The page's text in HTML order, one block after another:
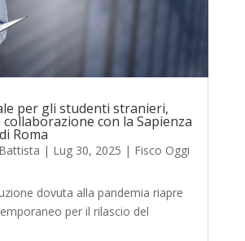
per gli studenti stranieri,
con la Sapienza
Roma
| Lug 30, 2025 | Fisco Oggi
dovuta alla pandemia riapre
per il rilascio del